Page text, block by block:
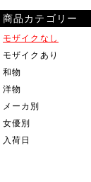
商品カテゴリー
モザイクなし
モザイクあり
和物
洋物
メーカ別
女優別
入荷日